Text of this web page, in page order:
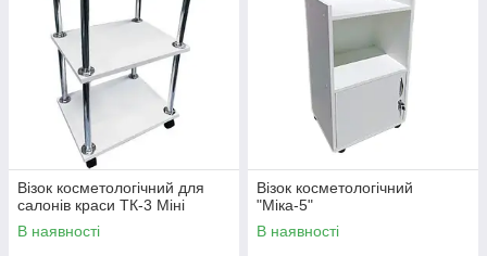
Візок косметологічний для
салонів краси ТК-3 Міні
В наявності
Візок косметологічний
"Міка-5"
В наявності